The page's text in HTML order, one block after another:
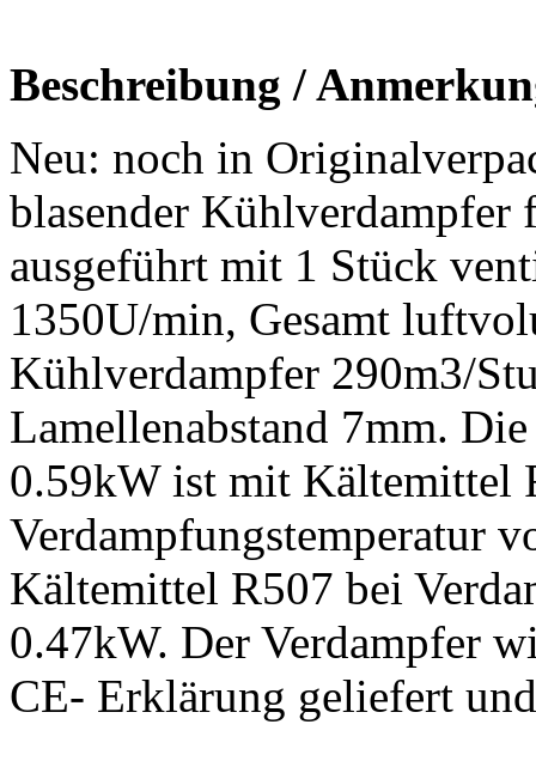
Beschreibung /
Neu: noch in
blasender
ausgeführt mit 1 Stück
1350U/min, Gesamt
Kühlverdampfer 290m3/
Lamellenabstand 7mm.
0.59kW ist mit Kältemittel
Verdampfungstemperatur
Kältemittel R507 bei
0.47kW. Der Verdampfer
CE- Erklärung geliefert